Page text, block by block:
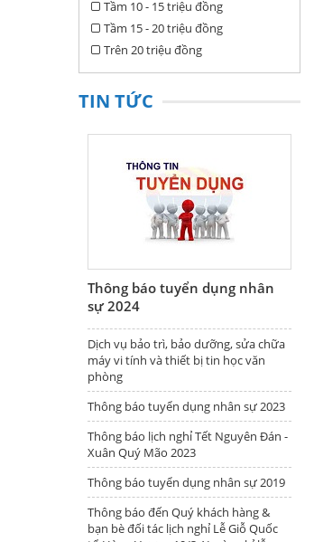
Tầm 10 - 15 triệu đồng
Tầm 15 - 20 triệu đồng
Trên 20 triệu đồng
TIN TỨC
Thông báo tuyển dụng nhân
sự 2024
Dịch vụ bảo trì, bảo dưỡng, sửa chữa
máy vi tính và thiết bị tin học văn
phòng
Thông báo tuyển dụng nhân sự 2023
Thông báo lịch nghỉ Tết Nguyên Đán -
Xuân Quý Mão 2023
Thông báo tuyển dụng nhân sự 2019
Thông báo đến Quý khách hàng &
bạn bè đối tác lịch nghỉ Lễ Giỗ Quốc